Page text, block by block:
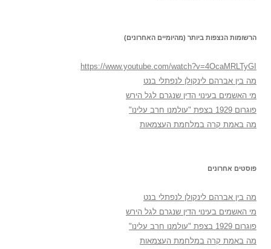
הרשומות הנצפות ביותר (מהיומיים האחרונים)
https://www.youtube.com/watch?v=4OcaMRLTyGI
מה בין אברהם לינקולן לנפתלי בנט
מי האשמים בעינוי הדין שנגרם לגל הירש
פוגרום 1929 בצפת "עולמנו חרב עלינו"
מה באמת קרה במלחמת העצמאות
פוסטים אחרונים
מה בין אברהם לינקולן לנפתלי בנט
מי האשמים בעינוי הדין שנגרם לגל הירש
פוגרום 1929 בצפת "עולמנו חרב עלינו"
מה באמת קרה במלחמת העצמאות